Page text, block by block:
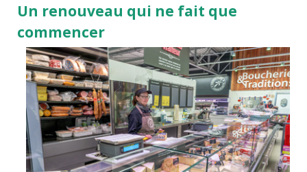
Un renouveau qui ne fait que
commencer